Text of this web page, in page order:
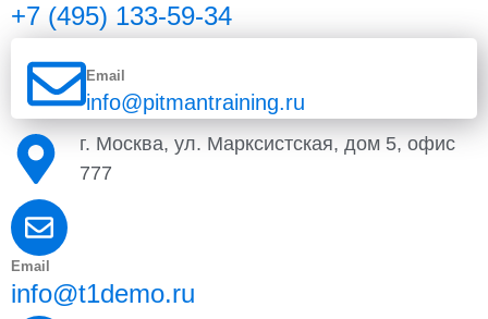
+7 (495) 133-59-34
Email
info@pitmantraining.ru
г. Москва, ул. Марксистская, дом 5, офис
777
Email
info@t1demo.ru